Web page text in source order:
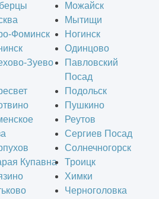
Можайск
Мытищи
Фоминск
Ногинск
Одинцово
Зуево
Павловский
Посад
Подольск
Пушкино
Реутов
Сергиев Посад
Солнечногорск
Купавна
Троицк
Химки
Черноголовка